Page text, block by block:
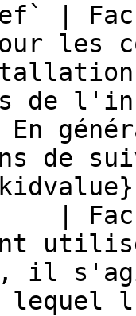
|
les
de
de
|
il
lequel